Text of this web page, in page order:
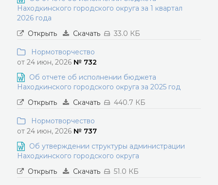
Находкинского городского округа за 1 квартал
2026 года
Открыть
Скачать 33.0 КБ
Нормотворчество
от 24 июн, 2026 № 732
Об отчете об исполнении бюджета
Находкинского городского округа за 2025 год
Открыть
Скачать 440.7 КБ
Нормотворчество
от 24 июн, 2026 № 737
Об утверждении структуры администрации
Находкинского городского округа
Открыть
Скачать 51.0 КБ